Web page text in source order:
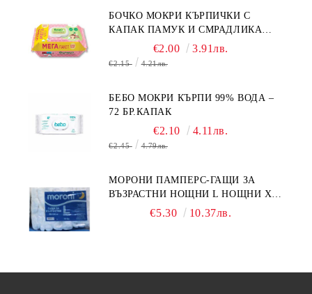
БОЧКО МОКРИ КЪРПИЧКИ С
КАПАК ПАМУК И СМРАДЛИКА
€2.00 3.91лв.
€2.15 4.21лв.
БЕБО МОКРИ КЪРПИ 99% ВОДА –
72 БР.КАПАК
€2.10 4.11лв.
€2.45 4.79лв.
МОРОНИ ПАМПЕРС-ГАЩИ ЗА
ВЪЗРАСТНИ НОЩНИ L НОЩНИ X
€5.30 10.37лв.